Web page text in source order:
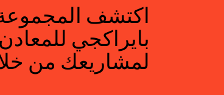
اكتشف
بايراكجي
لمشاريعك من